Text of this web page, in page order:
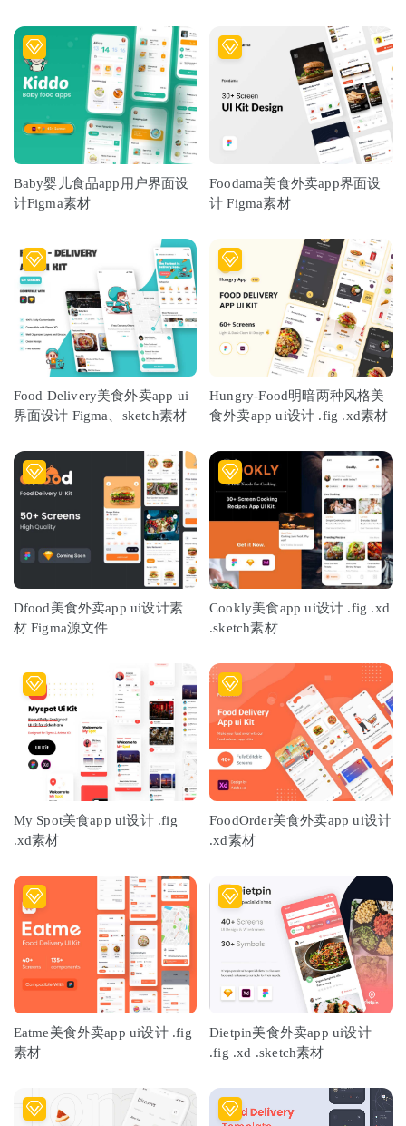
Baby婴儿食品app用户界面设
计Figma素材
Foodama美食外卖app界面设
计 Figma素材
Food Delivery美食外卖app ui
界面设计 Figma、sketch素材
Hungry-Food明暗两种风格美
食外卖app ui设计 .fig .xd素材
Dfood美食外卖app ui设计素
材 Figma源文件
Cookly美食app ui设计 .fig .xd
.sketch素材
My Spot美食app ui设计 .fig
.xd素材
FoodOrder美食外卖app ui设计
.xd素材
Eatme美食外卖app ui设计 .fig
素材
Dietpin美食外卖app ui设计
.fig .xd .sketch素材